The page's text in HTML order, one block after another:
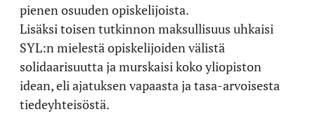
pienen osuuden opiskelijoista.
Lisäksi toisen tutkinnon maksullisuus uhkaisi
SYL:n mielestä opiskelijoiden välistä
solidaarisuutta ja murskaisi koko yliopiston
idean, eli ajatuksen vapaasta ja tasa-arvoisesta
tiedeyhteisöstä.